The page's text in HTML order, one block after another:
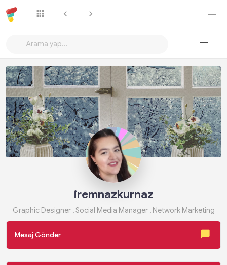
Takip Et
iremnazkurnaz
Graphic Designer , Social Media Manager , Network Marketing
Mesaj Gönder